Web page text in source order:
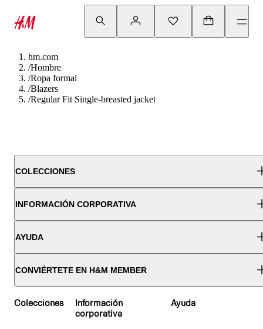
hm.com
/Hombre
/Ropa formal
/Blazers
/Regular Fit Single-breasted jacket
COLECCIONES
INFORMACIÓN CORPORATIVA
AYUDA
CONVIÉRTETE EN H&M MEMBER
Colecciones
Información
corporativa
Ayuda